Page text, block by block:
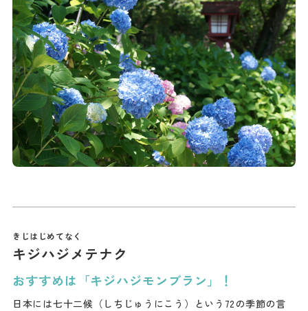
キジハジメテナク
おすすめは「キジハジモンブラン」！
日本には七十二候（しちじゅうにこう）という72の季節の言